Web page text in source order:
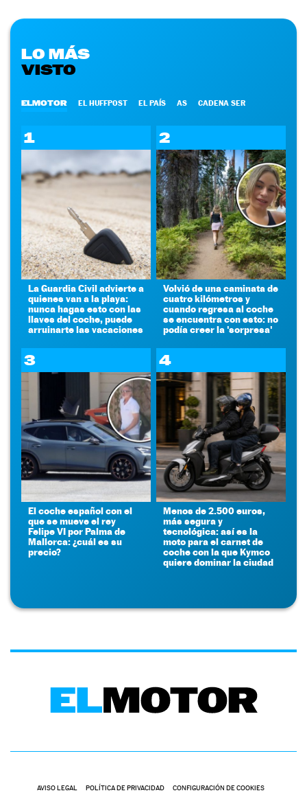
LO MÁS
VISTO
ELMOTOR EL HUFFPOST EL PAÍS AS CADENA SER
1
La Guardia Civil advierte a
quienes van a la playa:
nunca hagas esto con las
llaves del coche, puede
arruinarte las vacaciones
2
Volvió de una caminata de
cuatro kilómetros y
cuando regresa al coche
se encuentra con esto: no
podía creer la 'sorpresa'
3
El coche español con el
que se mueve el rey
Felipe VI por Palma de
Mallorca: ¿cuál es su
precio?
4
Menos de 2.500 euros,
más segura y
tecnológica: así es la
moto para el carnet de
coche con la que Kymco
quiere dominar la ciudad
AVISO LEGAL POLÍTICA DE PRIVACIDAD CONFIGURACIÓN DE COOKIES